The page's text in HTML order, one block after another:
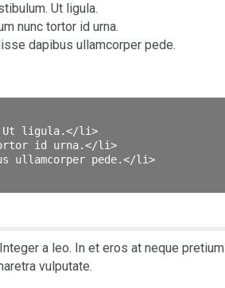
Ut ligula.
nunc tortor id urna.
dapibus ullamcorper pede.
Ut ligula.</li>
id urna.</li>
ullamcorper pede.</li>
a leo. In et eros at neque
vulputate.